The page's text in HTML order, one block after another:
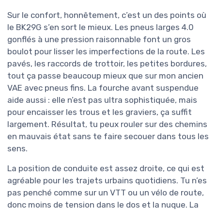
Sur le confort, honnêtement, c’est un des points où
le BK29G s’en sort le mieux. Les pneus larges 4.0
gonflés à une pression raisonnable font un gros
boulot pour lisser les imperfections de la route. Les
pavés, les raccords de trottoir, les petites bordures,
tout ça passe beaucoup mieux que sur mon ancien
VAE avec pneus fins. La fourche avant suspendue
aide aussi : elle n’est pas ultra sophistiquée, mais
pour encaisser les trous et les graviers, ça suffit
largement. Résultat, tu peux rouler sur des chemins
en mauvais état sans te faire secouer dans tous les
sens.
La position de conduite est assez droite, ce qui est
agréable pour les trajets urbains quotidiens. Tu n’es
pas penché comme sur un VTT ou un vélo de route,
donc moins de tension dans le dos et la nuque. La